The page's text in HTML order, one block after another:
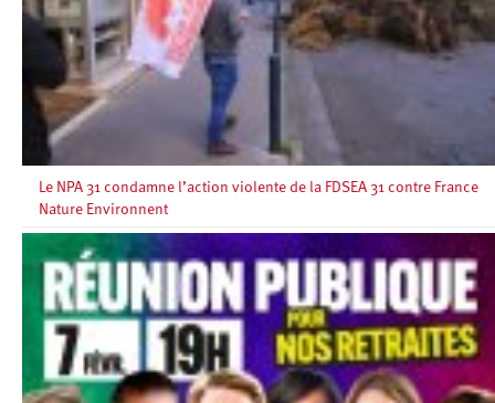
Le NPA 31 condamne l’action violente de la FDSEA 31 contre France
Nature Environnent